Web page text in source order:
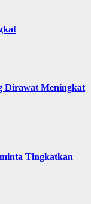
Dirawat Meningkat
Tingkatkan